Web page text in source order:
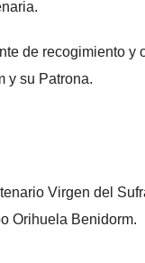
de recogimiento y
y su Patrona.
Virgen del
Orihuela Benidorm.